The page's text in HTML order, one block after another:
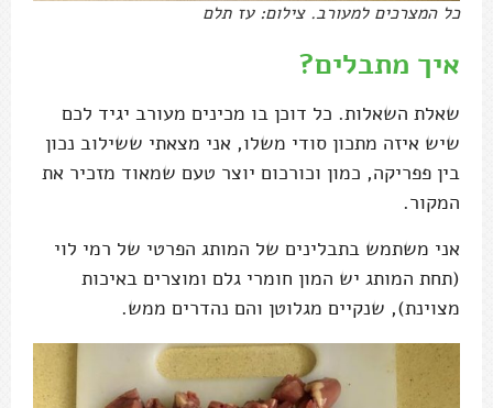
כל המצרכים למעורב. צילום: עז תלם
איך מתבלים?
שאלת השאלות. כל דוכן בו מכינים מעורב יגיד לכם
שיש איזה מתכון סודי משלו, אני מצאתי ששילוב נכון
בין פפריקה, כמון וכורכום יוצר טעם שמאוד מזכיר את
המקור.
אני משתמש בתבלינים של המותג הפרטי של רמי לוי
(תחת המותג יש המון חומרי גלם ומוצרים באיכות
מצוינת), שנקיים מגלוטן והם נהדרים ממש.